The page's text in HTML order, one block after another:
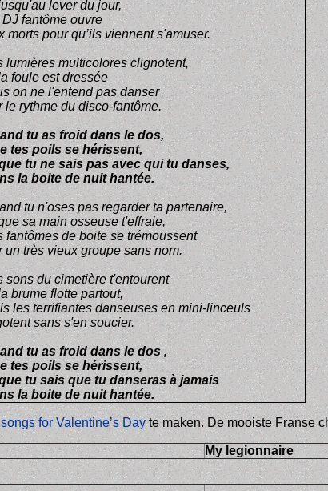
lever du jour,
fantôme ouvre
morts pour qu’ils viennent s'amuser.
lumières multicolores clignotent,
foule est dressée
on ne l'entend pas danser
le rythme du disco-fantôme.
tu as froid dans le dos,
tes poils se hérissent,
tu ne sais pas avec qui tu danses,
la boite de nuit hantée.
tu n'oses pas regarder ta partenaire,
sa main osseuse t'effraie,
fantômes de boite se trémoussent
un très vieux groupe sans nom.
sons du cimetière t'entourent
brume flotte partout,
les terrifiantes danseuses en mini-linceuls
sans s'en soucier.
tu as froid dans le dos ,
tes poils se hérissent,
tu sais que tu danseras à jamais
la boite de nuit hantée.
for Valentine’s Dayte maken. De mooiste Franse
My legionnaire